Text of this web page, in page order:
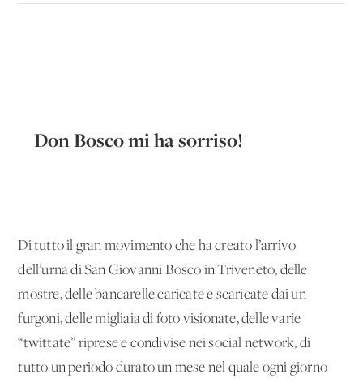
Don Bosco mi ha sorriso!
Di tutto il gran movimento che ha creato l’arrivo
dell’urna di San Giovanni Bosco in Triveneto, delle
mostre, delle bancarelle caricate e scaricate dai un
furgoni, delle migliaia di foto visionate, delle varie
“twittate” riprese e condivise nei social network, di
tutto un periodo durato un mese nel quale ogni giorno